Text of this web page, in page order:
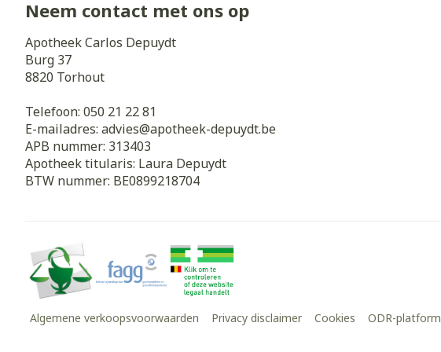
Neem contact met ons op
Apotheek Carlos Depuydt
Burg 37
8820 Torhout
Telefoon: 050 21 22 81
E-mailadres: advies@apotheek-depuydt.be
APB nummer: 313403
Apotheek titularis: Laura Depuydt
BTW nummer: BE0899218704
Algemene verkoopsvoorwaarden Privacy disclaimer Cookies ODR-platform